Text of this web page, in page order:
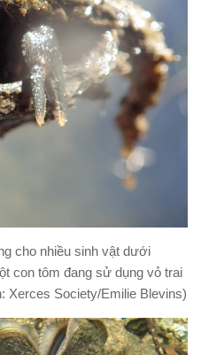
cho nhiều sinh vật dưới
con tôm đang sử dụng vỏ trai
Xerces Society/Emilie Blevins)